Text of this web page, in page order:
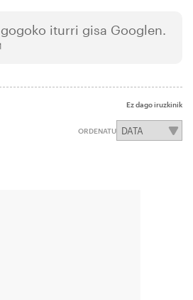
gogoko iturri gisa Googlen.
Ez dago iruzkinik
ORDENATU